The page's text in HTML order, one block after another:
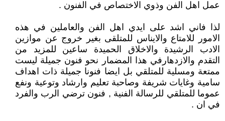
عمل اهل الفن وذوي الاختصاص في الفنون .
لذا فاني اشد على ايدي اهل الفن والعاملين في هذه
الامور للامتاع والايناس للمتلقى بغير خروج عن موازين
الادب الرشيدة والاخلاق الحميدة ساعين للمزيد من
التقدم والازدهارفي هذا المضمار نحو فنون جميلة ليست
ممتعة ومسلية للمتلقي بل ايضا فنونا جميلة ذات اهداف
سامية وغايات شريفة وصاحبة تعليم وارشاد وتوعية ونفع
عموما للمتلقي للرسالة الفنية , فنون ترضي الرب والفرد
في ان .